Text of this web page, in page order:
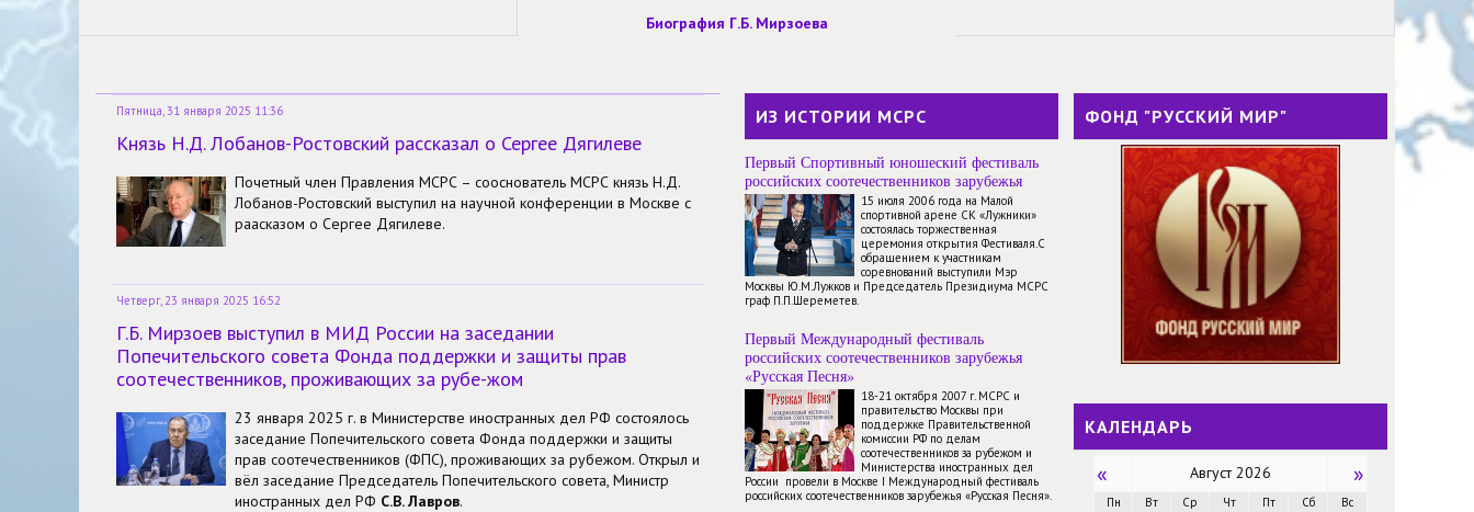
Биография Г.Б. Мирзоева
Пятница, 31 января 2025 11:36
Князь Н.Д. Лобанов-Ростовский рассказал о Сергее Дягилеве
Почетный член Правления МСРС – сооснователь МСРС князь Н.Д.
Лобанов-Ростовский выступил на научной конференции в Москве с
раасказом о Сергее Дягилеве.
Четверг, 23 января 2025 16:52
Г.Б. Мирзоев выступил в МИД России на заседании
Попечительского совета Фонда поддержки и защиты прав
соотечественников, проживающих за рубе-жом
23 января 2025 г. в Министерстве иностранных дел РФ состоялось
заседание Попечительского совета Фонда поддержки и защиты
прав соотечественников (ФПС), проживающих за рубежом. Открыл и
вёл заседание Председатель Попечительского совета, Министр
иностранных дел РФ С.В. Лавров.
ИЗ ИСТОРИИ МСРС
Первый Спортивный юношеский фестиваль
российских соотечественников зарубежья
15 июля 2006 года на Малой
спортивной арене СК «Лужники»
состоялась торжественная
церемония открытия Фестиваля.С
обращением к участникам
соревнований выступили Мэр
Москвы Ю.М.Лужков и Председатель Президиума МСРС
граф П.П.Шереметев.
Первый Международный фестиваль
российских соотечественников зарубежья
«Русская Песня»
18-21 октября 2007 г. МСРС и
правительство Москвы при
поддержке Правительственной
комиссии РФ по делам
соотечественников за рубежом и
Министерства иностранных дел
России провели в Москве I Международный фестиваль
российских соотечественников зарубежья «Русская Песня».
ФОНД "РУССКИЙ МИР"
КАЛЕНДАРЬ
« Август 2026 »
Пн Вт Ср Чт Пт Сб Вс